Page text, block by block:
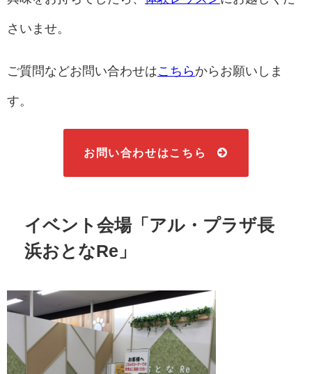
さいませ。
ご質問などお問い合わせはこちらからお願いしま
す。
お問い合わせはこちら
イベント会場「アル・プラザ長
浜おとなRe」